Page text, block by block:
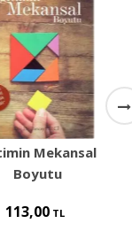
Mekansal
Boyutu
113,00TL